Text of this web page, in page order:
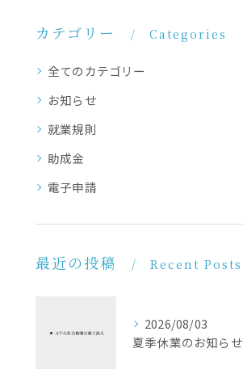
カテゴリー Categories
全てのカテゴリー
お知らせ
就業規則
助成金
電子申請
最近の投稿 Recent Posts
2026/08/03
夏季休業のお知らせ